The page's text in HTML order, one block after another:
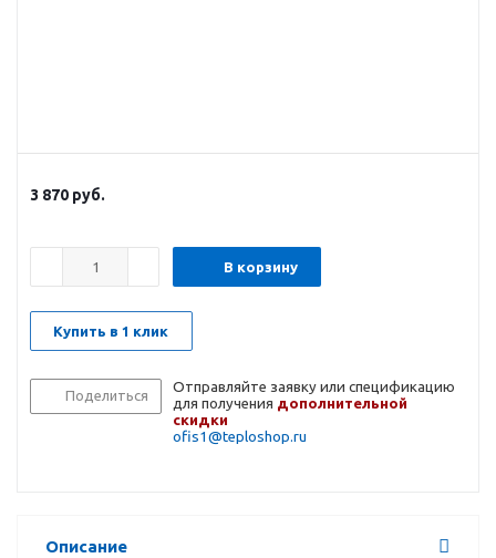
3 870 руб.
В корзину
Купить в 1 клик
Поделиться
Отправляйте заявку или спецификацию
для получения дополнительной
скидки
ofis1@teploshop.ru
Описание